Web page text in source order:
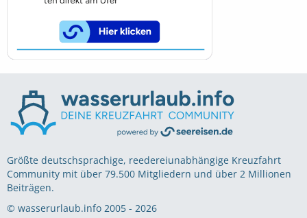
Größte deutschsprachige, reedereiunabhängige Kreuzfahrt
Community mit über 79.500 Mitgliedern und über 2 Millionen
Beiträgen.
© wasserurlaub.info 2005 - 2026